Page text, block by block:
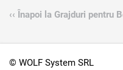
‹‹ Înapoi la Grajduri pentru
© WOLF System SRL